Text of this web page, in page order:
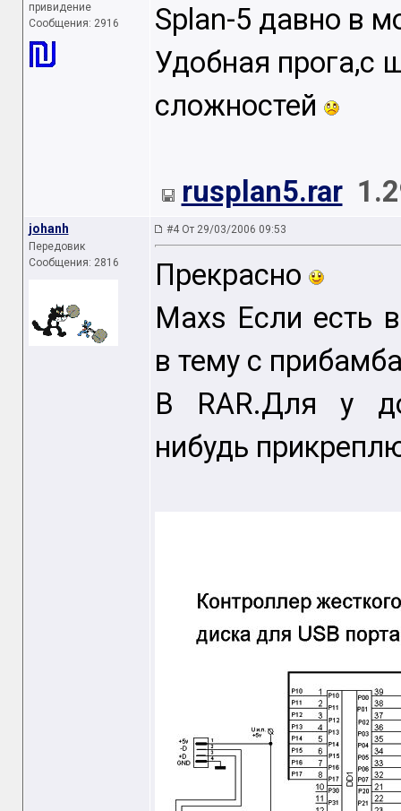
привидение
Сообщения: 2916
Splan-5 давно в
Удобная прога,с
сложностей
rusplan5.rar
johanh
Передовик
Сообщения: 2816
#4 От 29/03/2006 09:53
Прекрасно
Maxs Если есть
в тему с
В RAR.Для у
нибудь